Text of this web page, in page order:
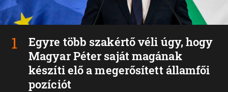
Egyre több szakértő véli úgy, hogy
Magyar Péter saját magának
készíti elő a megerősített államfői
pozíciót